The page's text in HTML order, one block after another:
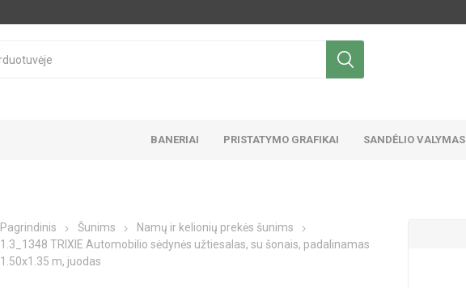
BANERIAI PRISTATYMO GRAFIKAI SANDĖLIO VALYMAS
Pagrindinis Šunims
Namų ir kelionių prekės šunims
1.3_1348 TRIXIE Automobilio sėdynės užtiesalas, su šonais, padalinamas
1.50x1.35 m, juodas